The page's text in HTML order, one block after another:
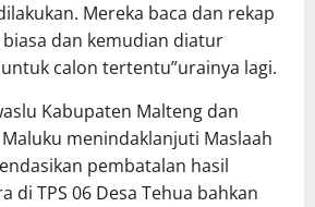
Mereka baca dan rekap
dan kemudian diatur
calon tertentu”urainya lagi.
Kabupaten Malteng dan
menindaklanjuti Maslaah
pembatalan hasil
di TPS 06 Desa Tehua bahkan